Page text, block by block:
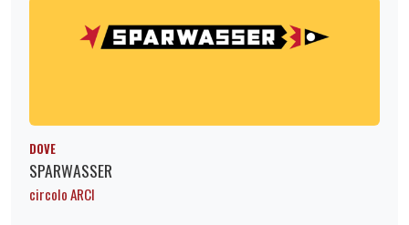
DOVE
SPARWASSER
circolo ARCI